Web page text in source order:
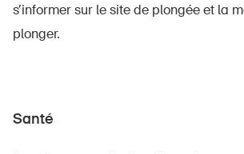
s’informer sur le site de plongée et la
plonger.
Santé